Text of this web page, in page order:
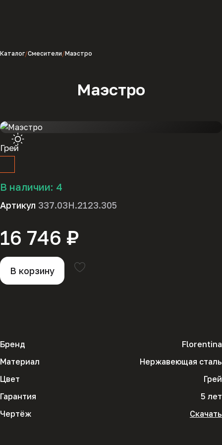
Каталог Смесители Маэстро
Маэстро
В наличии: 4
Артикул 337.03Н.2123.305
16 746 ₽
В корзину
Грей
Бренд
Florentina
Материал
Нержавеющая сталь
Цвет
Грей
Гарантия
5 лет
Чертёж
Скачать